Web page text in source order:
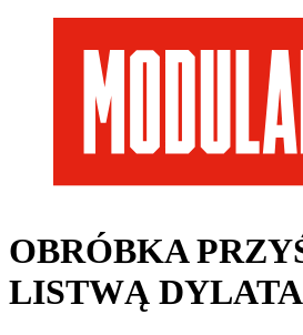
OBRÓBKA
LISTWĄ